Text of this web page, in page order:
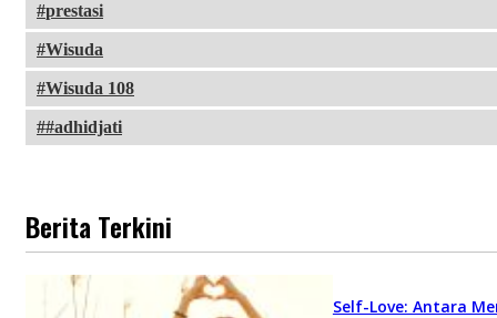
prestasi
Wisuda
Wisuda 108
#adhidjati
Berita Terkini
Self-Love: Antara